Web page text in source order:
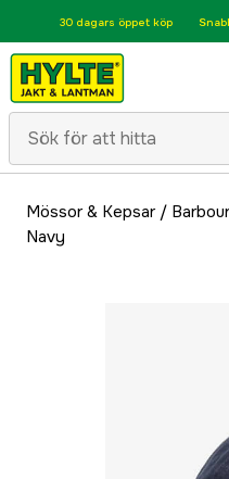
30 dagars öppet köp
Mössor & Kepsar/
Navy